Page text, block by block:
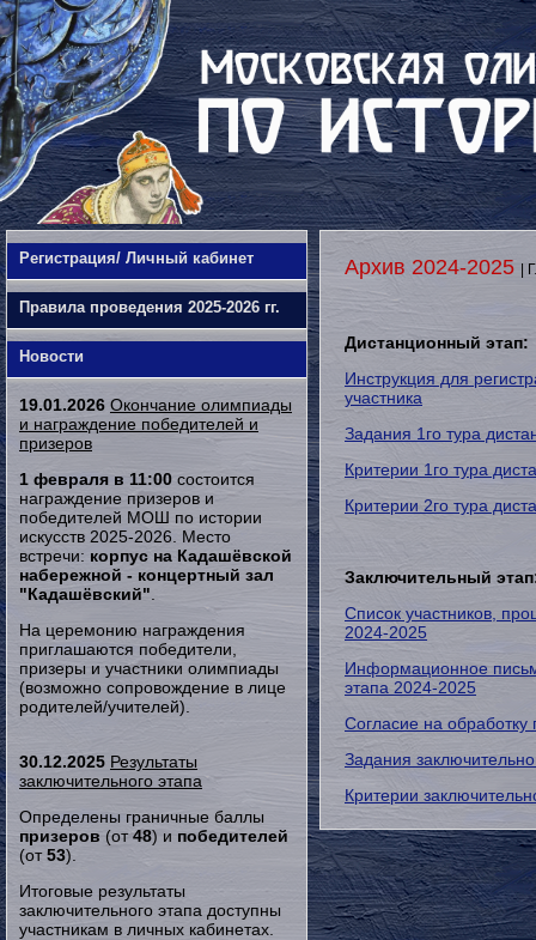
Регистрация/ Личный кабинет
Правила проведения 2025-2026 гг.
Новости
19.01.2026 Окончание олимпиады
и награждение победителей и
призеров
1 февраля в 11:00 состоится
награждение призеров и
победителей МОШ по истории
искусств 2025-2026. Место
встречи: корпус на Кадашёвской
набережной - концертный зал
"Кадашёвский"
На церемонию награждения
приглашаются победители,
призеры и участники олимпиады
(возможно сопровождение в лице
родителей/учителей).
30.12.2025 Результаты
заключительного этапа
Определены граничные баллы
призеров (от48) и победителей
(от53).
Итоговые результаты
заключительного этапа доступны
участникам в личных кабинетах.
Архив 2024-2025 |
Дистанционный этап:
Инструкция для
участника
Задания 1го тура
Критерии 1го тура
Критерии 2го тура
Заключительный
Список участников,
2024-2025
Информационное
этапа 2024-2025
Согласие на
Задания
Критерии